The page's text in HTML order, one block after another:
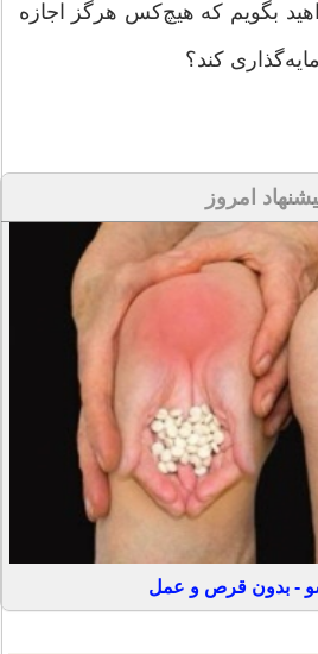
بگویم که هیچ‌کس هرگز اجازه
کند؟
امروز
- بدون قرص و عمل